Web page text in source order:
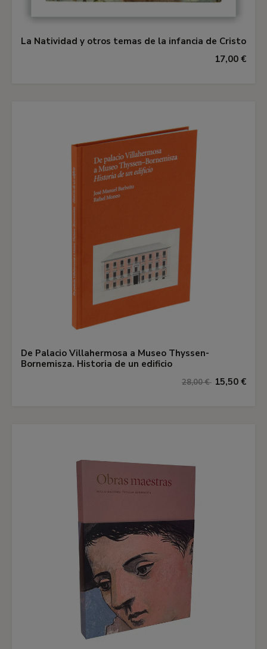
La Natividad y otros temas de la infancia de Cristo
17,00 €
De Palacio Villahermosa a Museo Thyssen-
Bornemisza. Historia de un edificio
28,00 € 15,50 €